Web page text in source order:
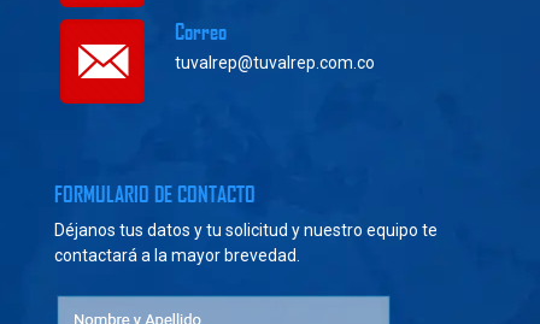
Correo
tuvalrep@tuvalrep.com.co
FORMULARIO DE CONTACTO
Déjanos tus datos y tu solicitud y nuestro equipo te
contactará a la mayor brevedad.